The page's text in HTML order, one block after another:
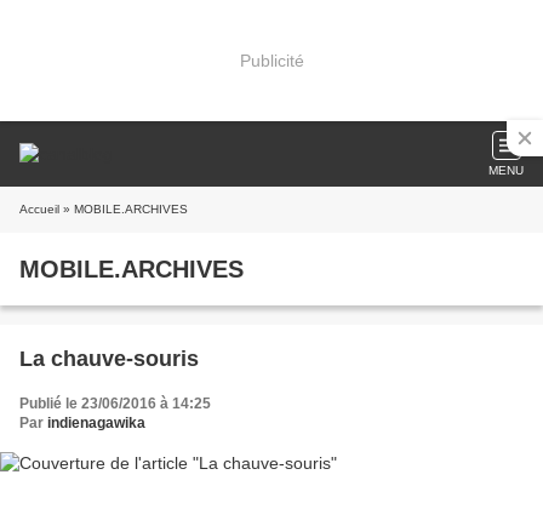
Publicité
MENU
Accueil » MOBILE.ARCHIVES
MOBILE.ARCHIVES
La chauve-souris
Publié le 23/06/2016 à 14:25
Par indienagawika